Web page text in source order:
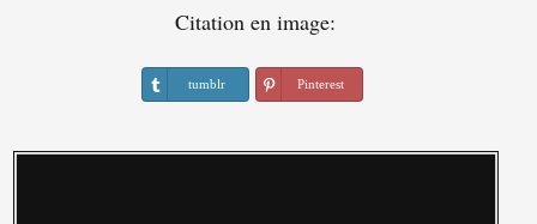
Citation en image:
tumblr Pinterest